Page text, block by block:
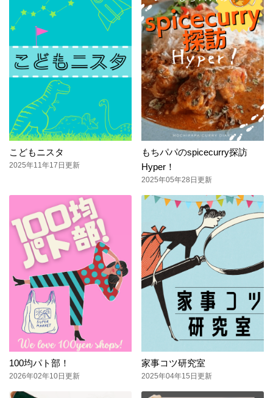
こどもニスタ
2025年11年17日更新
もちパパのspicecurry探訪
Hyper！
2025年05年28日更新
100均パト部！
2026年02年10日更新
家事コツ研究室
2025年04年15日更新